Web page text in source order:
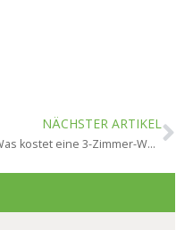
NÄCHSTER ARTIKEL
Was kostet eine 3-Zimmer-Wohnung in Oestrich-Winkel?